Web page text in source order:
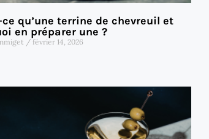
ce qu’une terrine de chevreuil et
en préparer une ?
février 14, 2026